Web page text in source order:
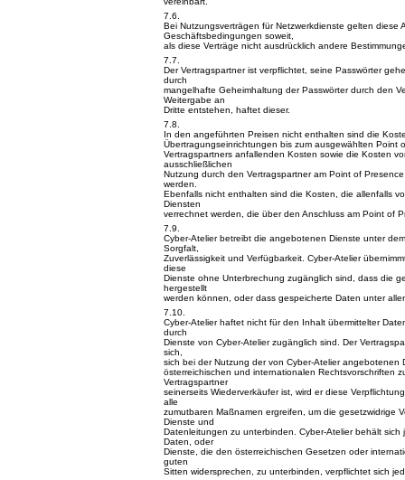
7.6.
Bei Nutzungsverträgen für Netzwerkdienste gelten diese
Geschäftsbedingungen soweit,
als diese Verträge nicht ausdrücklich andere
7.7.
Der Vertragspartner ist verpflichtet, seine Passwörter
durch
mangelhafte Geheimhaltung der Passwörter durch den
Weitergabe an
Dritte entstehen, haftet dieser.
7.8.
In den angeführten Preisen nicht enthalten sind die
Übertragungseinrichtungen bis zum ausgewählten Point
Vertragspartners anfallenden Kosten sowie die Kosten
ausschließlichen
Nutzung durch den Vertragspartner am Point of
werden.
Ebenfalls nicht enthalten sind die Kosten, die allenfalls
Diensten
verrechnet werden, die über den Anschluss am Point of
7.9.
Cyber-Atelier betreibt die angebotenen Dienste unter
Sorgfalt,
Zuverlässigkeit und Verfügbarkeit. Cyber-Atelier
diese
Dienste ohne Unterbrechung zugänglich sind, dass die
hergestellt
werden können, oder dass gespeicherte Daten unter
7.10.
Cyber-Atelier haftet nicht für den Inhalt übermittelter
durch
Dienste von Cyber-Atelier zugänglich sind. Der
sich,
sich bei der Nutzung der von Cyber-Atelier
österreichischen und internationalen Rechtsvorschriften
Vertragspartner
seinerseits Wiederverkäufer ist, wird er diese
alle
zumutbaren Maßnamen ergreifen, um die gesetzwidrige
Dienste und
Datenleitungen zu unterbinden. Cyber-Atelier behält sich
Daten, oder
Dienste, die den österreichischen Gesetzen oder
guten
Sitten widersprechen, zu unterbinden, verpflichtet sich